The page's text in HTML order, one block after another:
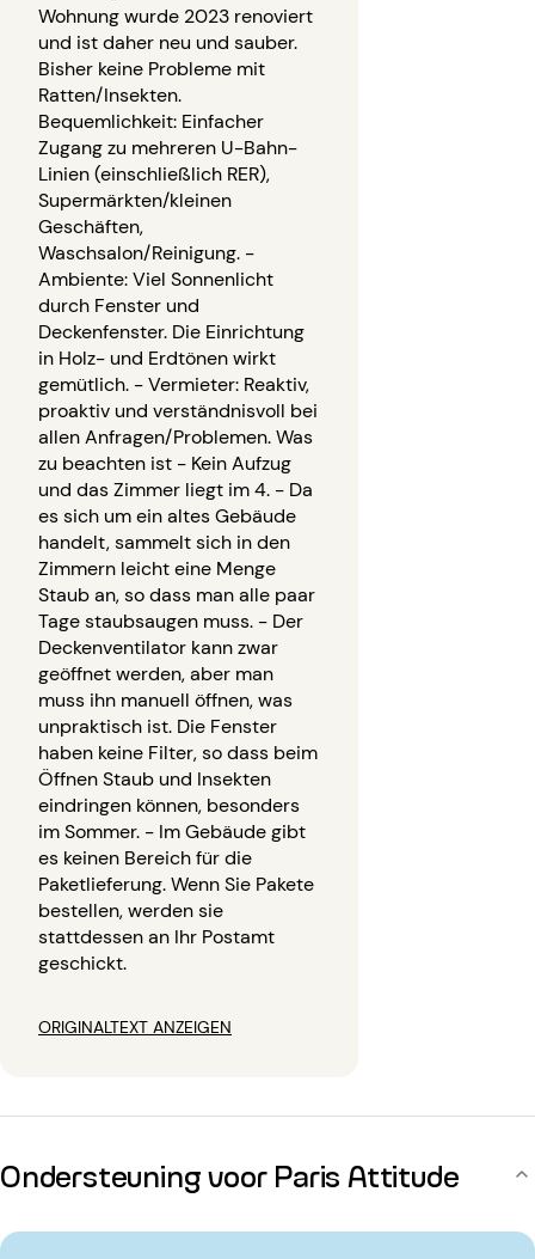
Wohnung wurde 2023 renoviert
und ist daher neu und sauber.
Bisher keine Probleme mit
Ratten/Insekten.
Bequemlichkeit: Einfacher
Zugang zu mehreren U-Bahn-
Linien (einschließlich RER),
Supermärkten/kleinen
Geschäften,
Waschsalon/Reinigung. -
Ambiente: Viel Sonnenlicht
durch Fenster und
Deckenfenster. Die Einrichtung
in Holz- und Erdtönen wirkt
gemütlich. - Vermieter: Reaktiv,
proaktiv und verständnisvoll bei
allen Anfragen/Problemen. Was
zu beachten ist - Kein Aufzug
und das Zimmer liegt im 4. - Da
es sich um ein altes Gebäude
handelt, sammelt sich in den
Zimmern leicht eine Menge
Staub an, so dass man alle paar
Tage staubsaugen muss. - Der
Deckenventilator kann zwar
geöffnet werden, aber man
muss ihn manuell öffnen, was
unpraktisch ist. Die Fenster
haben keine Filter, so dass beim
Öffnen Staub und Insekten
eindringen können, besonders
im Sommer. - Im Gebäude gibt
es keinen Bereich für die
Paketlieferung. Wenn Sie Pakete
bestellen, werden sie
stattdessen an Ihr Postamt
geschickt.
ORIGINALTEXT ANZEIGEN
Ondersteuning voor Paris Attitude